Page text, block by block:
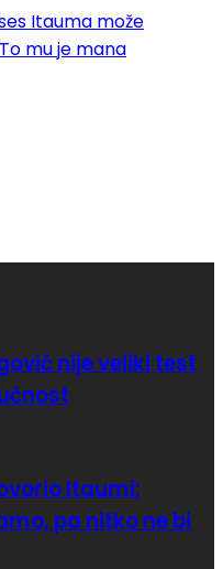
Itauma može
mu je mana
nije veliki test
Itaumi:
pa nitko ne bi